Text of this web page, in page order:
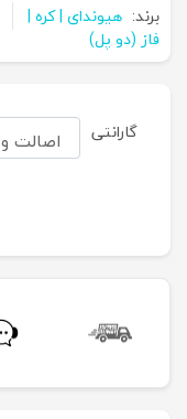
برند: هیوندای | کره |
فاز (دو پل)
گارانتی